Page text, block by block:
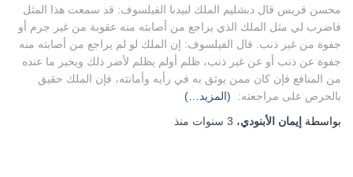
محسن قريس قال دبشليم الملك لبيدبا الفيلسوف: قد سمعت هذا المثل
فاضرب لي مثل الملك الذي يراجع من أصابته منه عقوبة من غير جرم أو
جفوة من غير ذنب. قال الفيلسوف: إن الملك لو لم يراجع من أصابته منه
جفوة عن ذنب أو عن غير ذنب، ظلم أولم يظلم لأضر ذلك ويخبر ما عنده
من المنافع فإن كان ممن يوثق به في رأيه وأمانته، فإن الملك حقيق
بالحرص على مراجعته:
(المزيد…)
بواسطة إيمان الأبنودي، 3 سنوات منذ